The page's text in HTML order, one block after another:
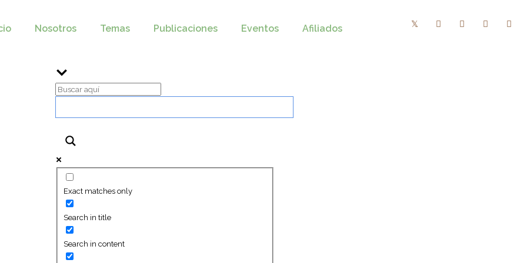
Nosotros Temas Publicaciones Eventos Afiliados
Exact matches only
Search in title
Search in content